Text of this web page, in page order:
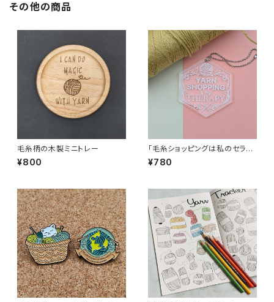
その他の商品
毛糸柄の木製ミニトレー
¥800
「毛糸ショッピングは私のセラピ
ー」アクリルキーホルダー
¥780